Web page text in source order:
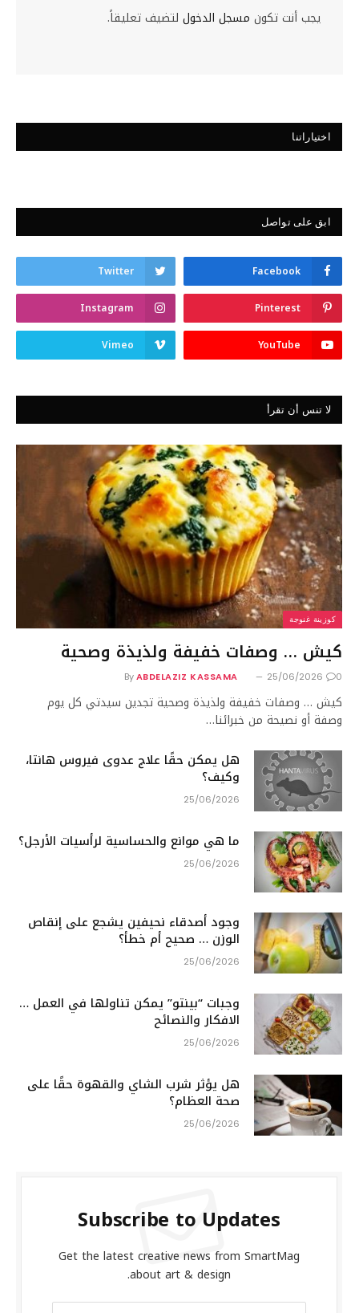
يجب أنت تكون مسجل الدخول لتضيف تعليقاً.
اختياراتنا
ابق على تواصل
Facebook
Twitter
Pinterest
Instagram
YouTube
Vimeo
لا تنس أن تقرأ
كوزينة غنوجة
كيش … وصفات خفيفة ولذيذة وصحية
By ABDELAZIZ KASSAMA 25/06/2026 0
كيش … وصفات خفيفة ولذيذة وصحية تجدين سيدتي كل يوم
وصفة أو نصيحة من خبرائنا…
هل يمكن حقًا علاج عدوى فيروس هانتا،
وكيف؟
25/06/2026
ما هي موانع والحساسية لرأسيات الأرجل؟
25/06/2026
وجود أصدقاء نحيفين يشجع على إنقاص
الوزن … صحيح أم خطأ؟
25/06/2026
وجبات “بينتو” يمكن تناولها في العمل …
الافكار والنصائح
25/06/2026
هل يؤثر شرب الشاي والقهوة حقًا على
صحة العظام؟
25/06/2026
Subscribe to Updates
Get the latest creative news from SmartMag
about art & design.